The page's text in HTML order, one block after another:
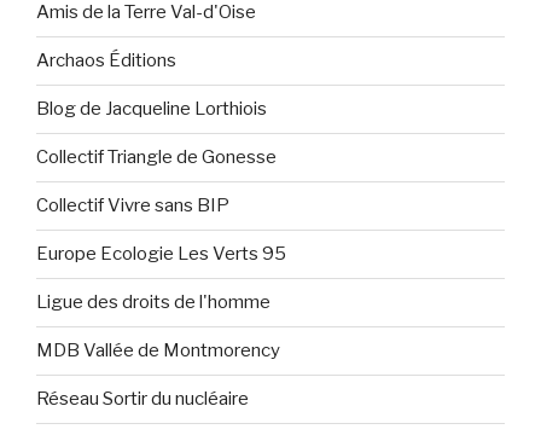
Amis de la Terre Val-d'Oise
Archaos Éditions
Blog de Jacqueline Lorthiois
Collectif Triangle de Gonesse
Collectif Vivre sans BIP
Europe Ecologie Les Verts 95
Ligue des droits de l'homme
MDB Vallée de Montmorency
Réseau Sortir du nucléaire